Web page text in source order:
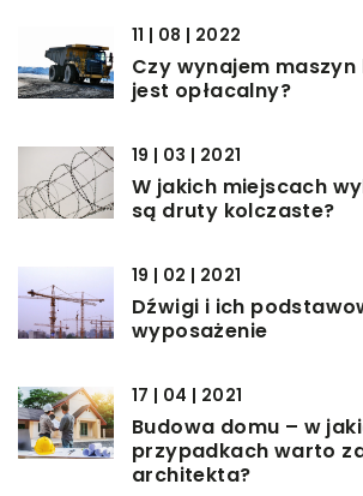
11 | 08 | 2022
Czy wynajem
jest opłacalny?
19 | 03 | 2021
W jakich miejscach
są druty kolczaste?
19 | 02 | 2021
Dźwigi i ich
wyposażenie
17 | 04 | 2021
Budowa domu – w
przypadkach warto
architekta?